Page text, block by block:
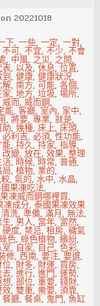
on20221018
下,一些,一定,一對,
不可,不宜,不少,不會
, 中風, 之災, 之間,
表,以及,休息,位置,
到,健康,健康狀況,
解,南方,可能,各個,
家,地方,垃圾,場所,
威而,威而鋼,
能,客廳,室內, 家中,
,將要,專業,就是,
助,幾種,床上,床頭,
必利吉,必須,性功能,
能,持久,持家,指導,
改變,放在,效果,整理
活, 時候, 時常,普通,
局,植物, 業的,
,氣的,水中,水晶,
果凍吃法,
凍威而鋼哪裡買,
凍成分,泰國果凍效果
清洗,準備,滿月,無法,
生, 男人, 當年, 當然,
硬度,禁忌,租房,穢氣
色,綠色植物,繽紛,
室, 自家, 自己,色彩,
修,西南,要注,要選,
位, 財多, 財運, 買房,
去,進行,進門,運勢,
想,部位,重要,錢財,
效,雙重, 需要,須靠,
餐廳,餐桌, 鬼門, 魚缸